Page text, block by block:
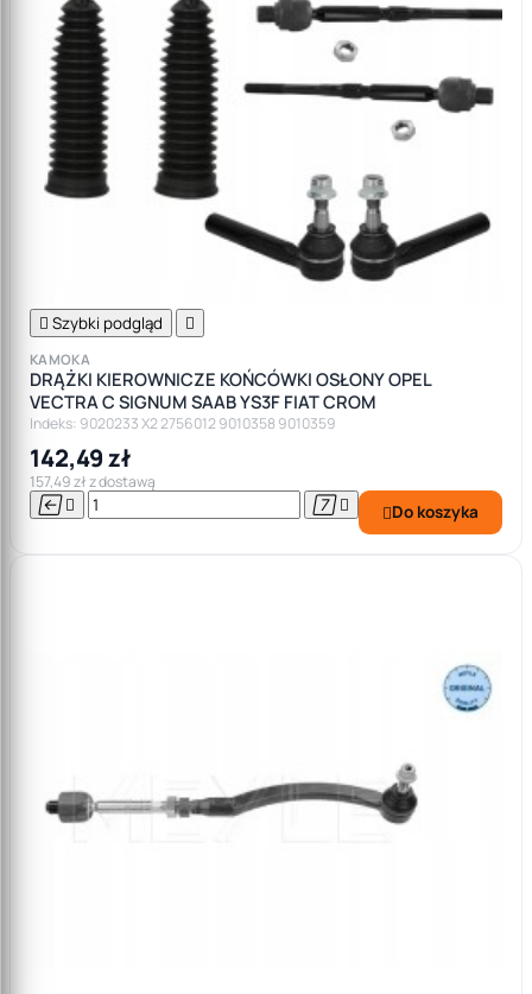
 Szybki podgląd 
KAMOKA
DRĄŻKI KIEROWNICZE KOŃCÓWKI OSŁONY OPEL
VECTRA C SIGNUM SAAB YS3F FIAT CROM
Indeks: 9020233 X2 2756012 9010358 9010359
142,49 zł
157,49 zł z dostawą
    Do koszyka